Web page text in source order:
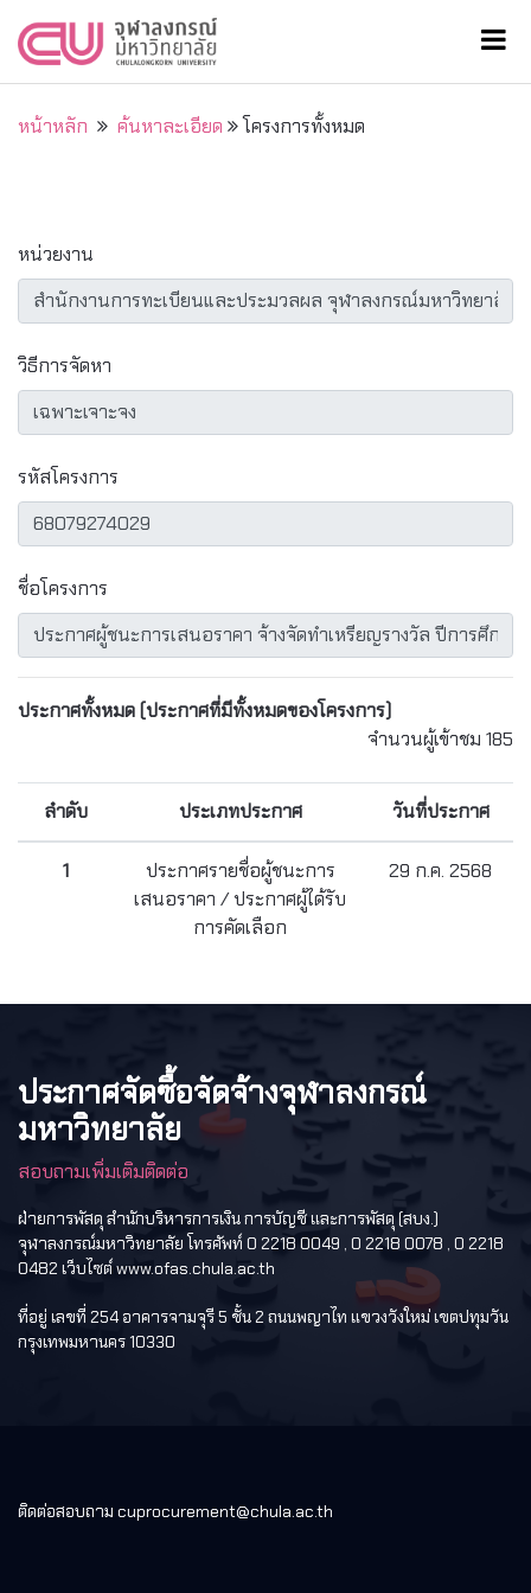
หน้าหลัก ค้นหาละเอียด โครงการทั้งหมด
หน่วยงาน
วิธีการจัดหา
รหัสโครงการ
ชื่อโครงการ
ประกาศทั้งหมด(ประกาศที่มีทั้งหมดของโครงการ)
จำนวนผู้เข้าชม 185
ลำดับ ประเภทประกาศ วันที่ประกาศ
1
ประกาศรายชื่อผู้ชนะการ
เสนอราคา / ประกาศผู้ได้รับ
การคัดเลือก
29 ก.ค. 2568
ประกาศจัดซื้อจัดจ้างจุฬาลงกรณ์
มหาวิทยาลัย
สอบถามเพิ่มเติมติดต่อ
ฝ่ายการพัสดุ สำนักบริหารการเงิน การบัญชี และการพัสดุ (สบง.)
จุฬาลงกรณ์มหาวิทยาลัย โทรศัพท์ 0 2218 0049 , 0 2218 0078 , 0 2218
0482 เว็บไซต์ www.ofas.chula.ac.th
ที่อยู่ เลขที่ 254 อาคารจามจุรี 5 ชั้น 2 ถนนพญาไท แขวงวังใหม่ เขตปทุมวัน
กรุงเทพมหานคร 10330
ติดต่อสอบถาม cuprocurement@chula.ac.th